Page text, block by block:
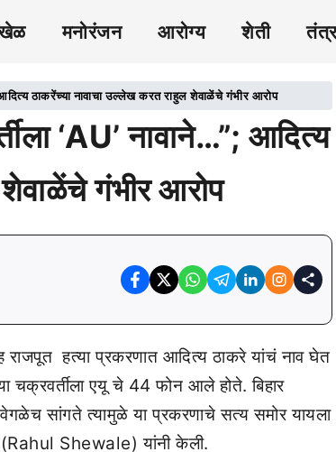
मनोरंजन आरोग्य शेती
ठाकरेंच्या नावाचा उल्लेख करत राहुल शेवाळेंचे गंभीर आरोप
‘AU’ नावाने…”; आदित्य
गंभीर आरोप
राजपूत हत्या प्रकरणात आदित्य ठाकरे यांचं नाव घेत
चक्रवर्तीला एयू चे 44 फोन आले होते. बिहार
सांगते त्यामुळे या प्रकरणाचे सत्य समोर यायला
(Rahul Shewale) यांनी केली.